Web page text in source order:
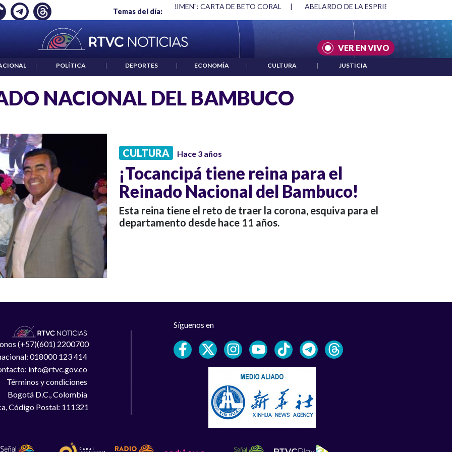
Temas del día:
EMPLEO: JP MORGAN "HABLAR NO ES UN CRIMEN": CARTA DE BETO CORAL | ABELARDO DE LA ESPRIELLA Y DMG
VER EN VIVO
| POLÍTICA | DEPORTES | ECONOMÍA | CULTURA | JUSTICIA
NACIONAL DEL BAMBUCO
CULTURA Hace 3 años
¡Tocancipá tiene reina para el
Reinado Nacional del Bambuco!
Esta reina tiene el reto de traer la corona, esquiva para el
departamento desde hace 11 años.
(+57)(601) 2200700
018000 123 414
info@rtvc.gov.co
Términos y condiciones
Bogotá D.C., Colombia
Código Postal: 111321
Síguenos en